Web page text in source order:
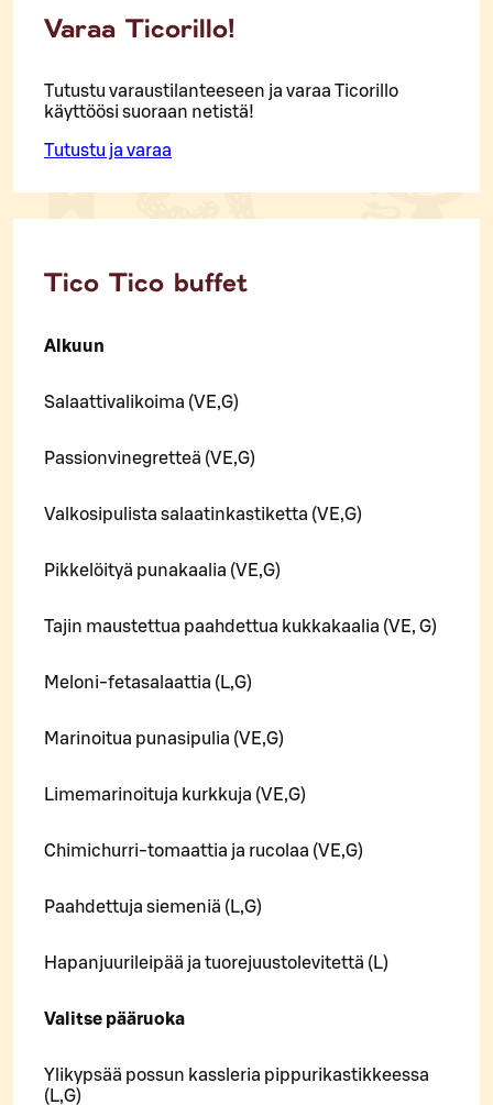
Varaa Ticorillo!
Tutustu varaustilanteeseen ja varaa Ticorillo
käyttöösi suoraan netistä!
Tutustu ja varaa
Tico Tico buffet
Alkuun
Salaattivalikoima (VE,G)
Passionvinegretteä (VE,G)
Valkosipulista salaatinkastiketta (VE,G)
Pikkelöityä punakaalia (VE,G)
Tajin maustettua paahdettua kukkakaalia (VE, G)
Meloni-fetasalaattia (L,G)
Marinoitua punasipulia (VE,G)
Limemarinoituja kurkkuja (VE,G)
Chimichurri-tomaattia ja rucolaa (VE,G)
Paahdettuja siemeniä (L,G)
Hapanjuurileipää ja tuorejuustolevitettä (L)
Valitse pääruoka
Ylikypsää possun kassleria pippurikastikkeessa
(L,G)